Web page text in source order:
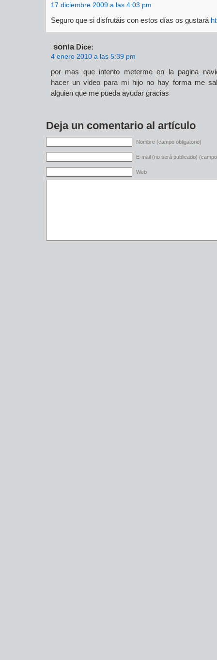
17 diciembre 2009 a las 4:03 pm
Seguro que si disfrutáis con estos días os gustará
soniaDice:
4 enero 2010 a las 5:39 pm
por mas que intento meterme en la pagina
hacer un video para mi hijo no hay forma me
alguien que me pueda ayudar gracias
Deja un comentario al artículo
Nombre (campo obligatorio)
E-mail (no será publicado)
Web